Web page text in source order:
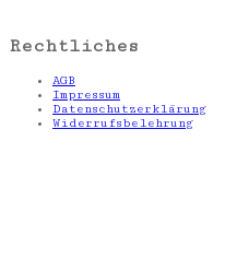
Rechtliches
AGB
Impressum
Datenschutzerklärung
Widerrufsbelehrung